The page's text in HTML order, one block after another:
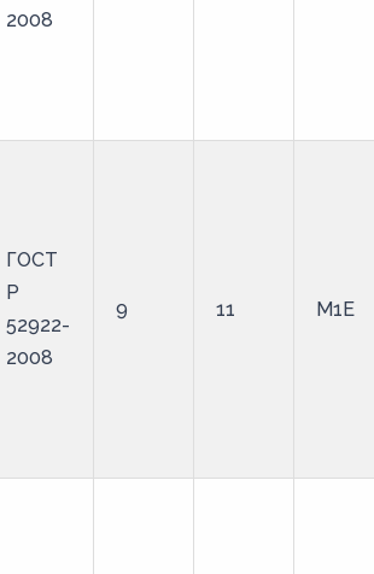
2008
ГОСТ
Р
52922-
2008
9 11 М1Е